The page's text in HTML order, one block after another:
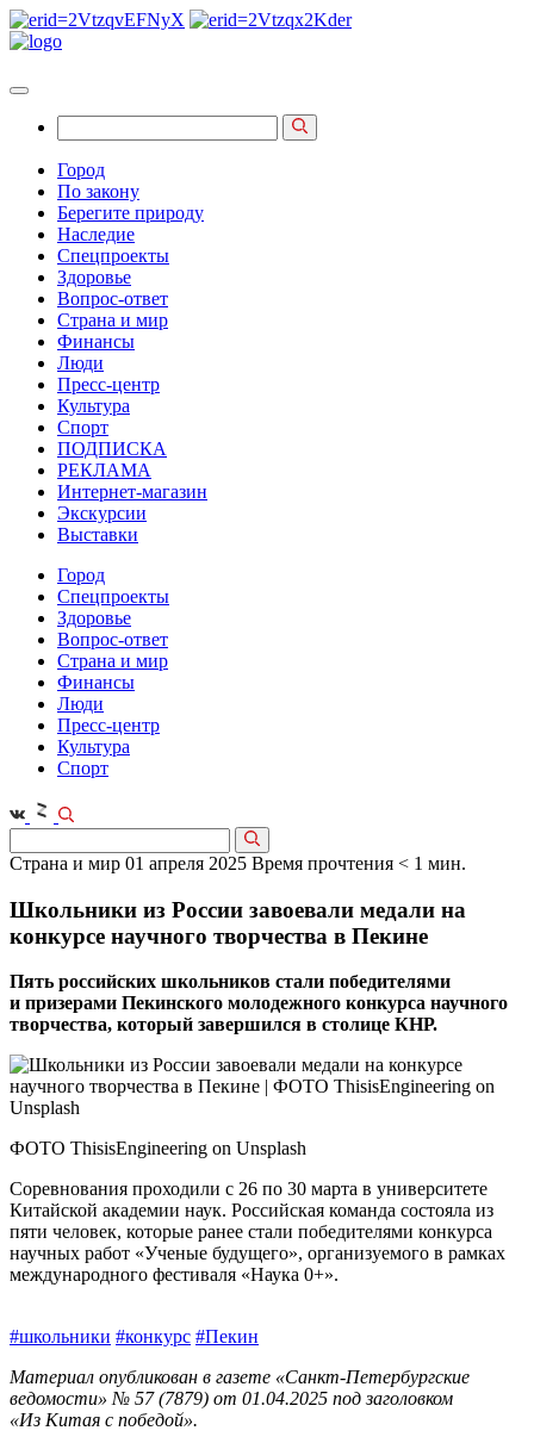
Город
По закону
Берегите природу
Наследие
Спецпроекты
Здоровье
Вопрос-ответ
Страна и мир
Финансы
Люди
Пресс-центр
Культура
Спорт
ПОДПИСКА
РЕКЛАМА
Интернет-магазин
Экскурсии
Выставки
Город
Спецпроекты
Здоровье
Вопрос-ответ
Страна и мир
Финансы
Люди
Пресс-центр
Культура
Спорт
Страна и мир 01 апреля 2025 Время прочтения < 1 мин.
Школьники из России завоевали медали на
конкурсе научного творчества в Пекине
Пять российских школьников стали победителями
и призерами Пекинского молодежного конкурса научного
творчества, который завершился в столице КНР.
ФОТО ThisisEngineering on Unsplash
Соревнования проходили с 26 по 30 марта в университете
Китайской академии наук. Российская команда состояла из
пяти человек, которые ранее стали победителями конкурса
научных работ «Ученые будущего», организуемого в рамках
международного фестиваля «Наука 0+».
#школьники #конкурс #Пекин
Материал опубликован в газете «Санкт-Петербургские
ведомости» № 57 (7879) от 01.04.2025 под заголовком
«Из Китая с победой».